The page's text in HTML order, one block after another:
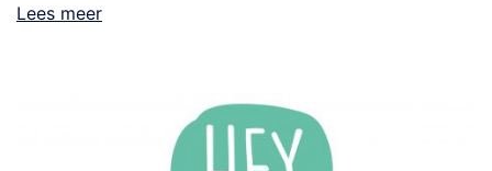
Lees meer